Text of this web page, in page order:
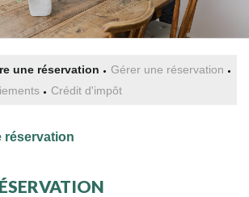
réservation
une réservation
Gérer une réservation
Crédit d'impôt